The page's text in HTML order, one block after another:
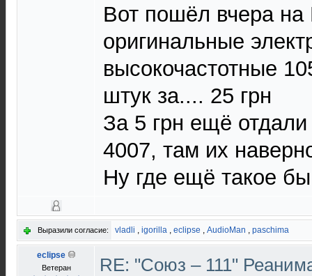
Вот пошёл вчера на
оригинальные
высокочастотные
штук за.... 25 грн
За 5 грн ещё
4007, там их
Ну где ещё такое
Выразили согласие: vladli , igorilla , eclipse , AudioMan , paschima
eclipse
Ветеран
RE: "Союз – 111"